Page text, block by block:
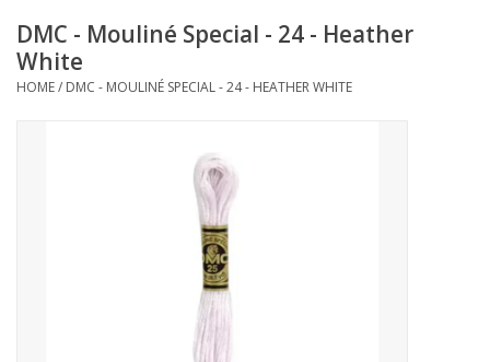
Nieuws
Herfst & Halloween
DMC - Mouliné Special - 24 - Heather
White
HOME/ DMC - MOULINÉ SPECIAL - 24 - HEATHER WHITE